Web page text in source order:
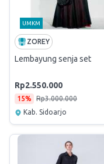
UMKM
ZOREY
Lembayung senja set
Rp2.550.000
15%
Rp3.000.000
Kab. Sidoarjo